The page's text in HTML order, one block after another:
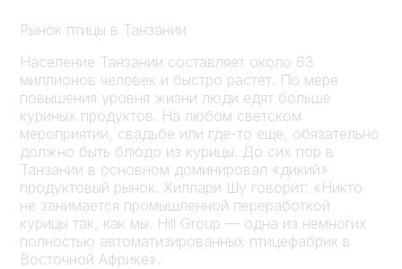
Рынок птицы в Танзании
Население Танзании составляет около 63
миллионов человек и быстро растет. По мере
повышения уровня жизни люди едят больше
куриных продуктов. На любом светском
мероприятии, свадьбе или где-то еще, обязательно
должно быть блюдо из курицы. До сих пор в
Танзании в основном доминировал «дикий»
продуктовый рынок. Хиллари Шу говорит: «Никто
не занимается промышленной переработкой
курицы так, как мы. Hill Group — одна из немногих
полностью автоматизированных птицефабрик в
Восточной Африке».